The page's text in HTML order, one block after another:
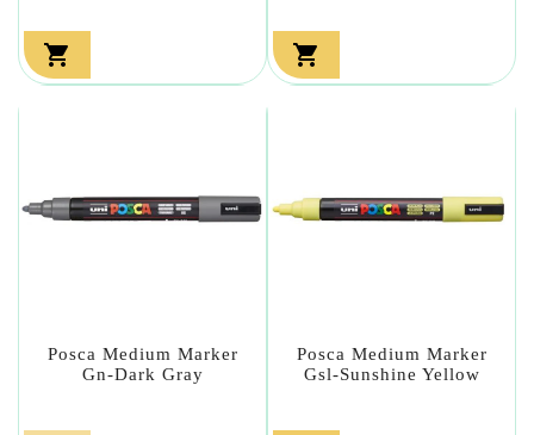
 
Posca Medium Marker
Gn-Dark Gray
Posca Medium Marker
Gsl-Sunshine Yellow